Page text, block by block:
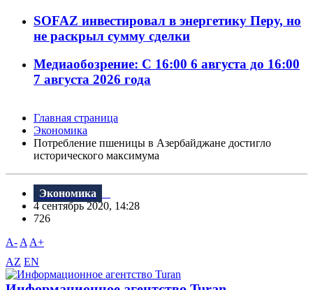
SOFAZ инвестировал в энергетику Перу, но
не раскрыл сумму сделки
Медиаобозрение: С 16:00 6 августа до 16:00
7 августа 2026 года
Главная страница
Экономика
Потребление пшеницы в Азербайджане достигло
исторического максимума
Экономика
4 сентябрь 2020, 14:28
726
A- A A+
AZ EN